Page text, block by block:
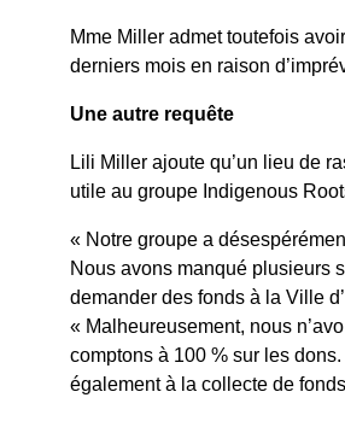
Mme Miller admet toutefois
derniers mois en raison
Une autre requête
Lili Miller ajoute qu’un lieu de
utile au groupe Indigenous
« Notre groupe a
Nous avons manqué plusieurs
demander des fonds à la Ville
« Malheureusement, nous
comptons à 100 % sur les
également à la collecte de